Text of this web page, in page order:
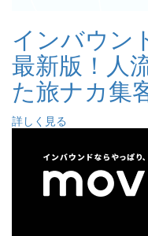
インバウン
最新版！人
た旅ナカ集
詳しく見る